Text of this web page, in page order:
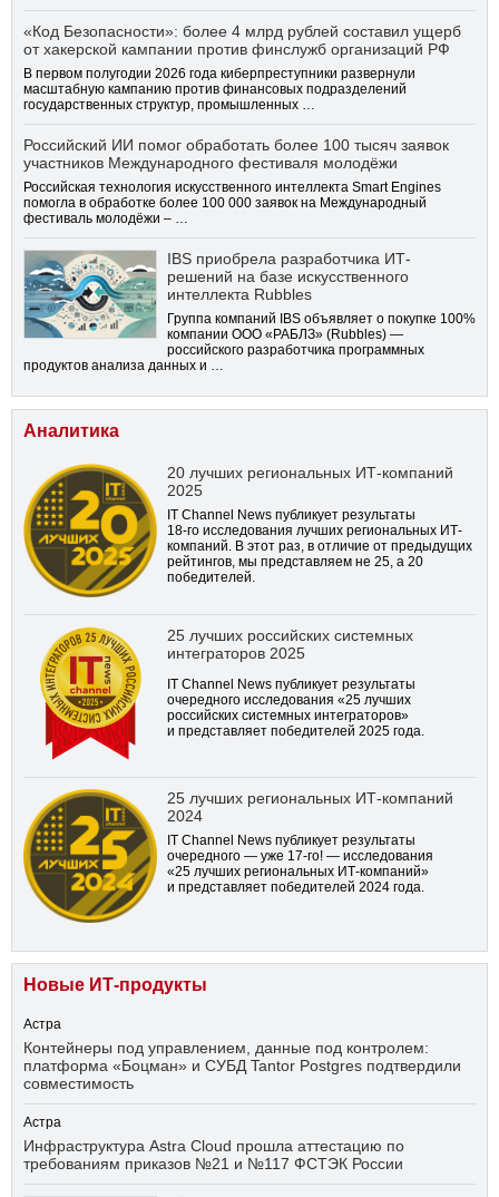
«Код Безопасности»: более 4 млрд рублей составил ущерб
от хакерской кампании против финслужб организаций РФ
В первом полугодии 2026 года киберпреступники развернули
масштабную кампанию против финансовых подразделений
государственных структур, промышленных …
Российский ИИ помог обработать более 100 тысяч заявок
участников Международного фестиваля молодёжи
Российская технология искусственного интеллекта Smart Engines
помогла в обработке более 100 000 заявок на Международный
фестиваль молодёжи – …
IBS приобрела разработчика ИТ-
решений на базе искусственного
интеллекта Rubbles
Группа компаний IBS объявляет о покупке 100%
компании ООО «РАБЛЗ» (Rubbles) —
российского разработчика программных
продуктов анализа данных и …
Аналитика
20 лучших региональных ИТ-компаний
2025
IT Channel News публикует результаты
18-го исследования лучших региональных ИТ-
компаний. В этот раз, в отличие от предыдущих
рейтингов, мы представляем не 25, а 20
победителей.
25 лучших российских системных
интеграторов 2025
IT Channel News публикует результаты
очередного исследования «25 лучших
российских системных интеграторов»
и представляет победителей 2025 года.
25 лучших региональных ИТ-компаний
2024
IT Channel News публикует результаты
очередного — уже 17-го! — исследования
«25 лучших региональных ИТ-компаний»
и представляет победителей 2024 года.
Новые ИТ-продукты
Астра
Контейнеры под управлением, данные под контролем:
платформа «Боцман» и СУБД Tantor Postgres подтвердили
совместимость
Астра
Инфраструктура Astra Cloud прошла аттестацию по
требованиям приказов №21 и №117 ФСТЭК России